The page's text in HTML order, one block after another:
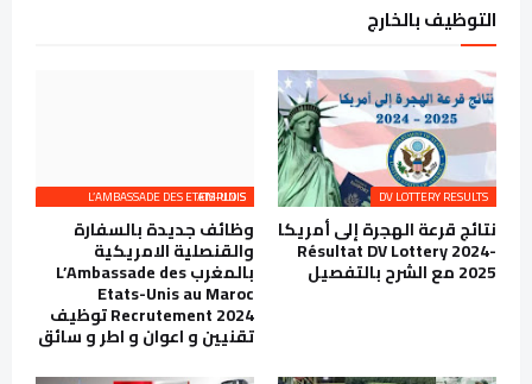
التوظيف بالخارج
DV LOTTERY RESULTS
نتائج قرعة الهجرة إلى أمريكا
Résultat DV Lottery 2024-
2025 مع الشرح بالتفصيل
L’AMBASSADE DES ETATS-UNIS EMPLOIS
وظائف جديدة بالسفارة
والقنصلية الامريكية
بالمغرب L’Ambassade des
Etats-Unis au Maroc
Recrutement 2024 توظيف
تقنيين و اعوان و اطر و سائق